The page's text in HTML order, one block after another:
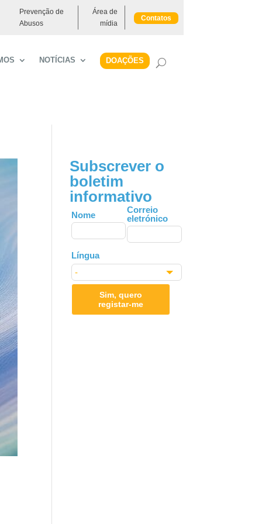
Prevenção de
Abusos
Área de
mídia
Contatos
NOTÍCIAS DOAÇÕES
Subscrever o
boletim
informativo
Leave
this
field
blank
Nome
Correio
eletrónico
Língua
Sim, quero
registar-me